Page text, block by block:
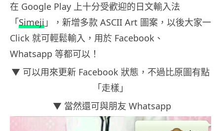
在 Google Play 上十分受歡迎的日文輸入法
「Simeji 」，新增多款 ASCII Art 圖案，以後大家一
Click 就可輕鬆輸入，用於 Facebook、
Whatsapp 等都可以！
▼ 可以用來更新 Facebook 狀態，不過比原圖有點
「走樣」
▼ 當然還可與朋友 Whatsapp